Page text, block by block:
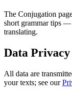
The Conjugation
short grammar tips
translating.
Data
All data are
your texts; see our